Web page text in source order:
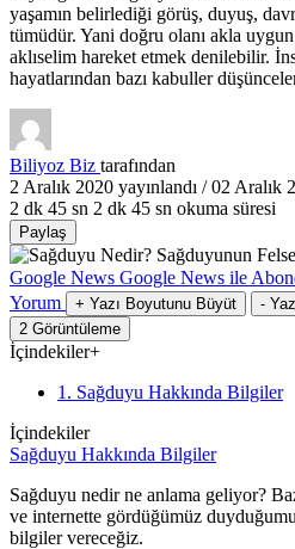
yaşamın belirlediği görüş, duyuş,
tümüdür. Yani doğru olanı akla
aklıselim hareket etmek denilebilir.
hayatlarından bazı kabuller
Biliyoz Biz tarafından
2 Aralık 2020 yayınlandı /02 Aralık
2 dk 45 sn 2 dk 45 sn okuma süresi
Paylaş
Google News Google News ile
Yorum
+ Yazı Boyutunu Büyüt -
2 Görüntüleme
İçindekiler+
1. Sağduyu Hakkında Bilgiler
İçindekiler
Sağduyu Hakkında Bilgiler
Sağduyu nedir ne anlama geliyor?
ve internette gördüğümüz
bilgiler vereceğiz.